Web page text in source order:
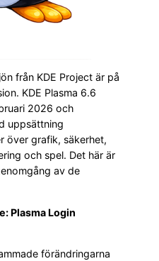
från KDE Project är på
KDE Plasma 6.6
2026 och
uppsättning
över grafik, säkerhet,
och spel. Det här är
av de
Plasma Login
förändringarna